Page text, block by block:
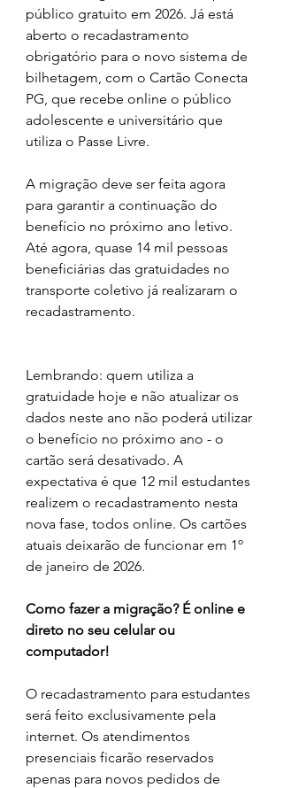
público gratuito em 2026. Já está
aberto o recadastramento
obrigatório para o novo sistema de
bilhetagem, com o Cartão Conecta
PG, que recebe online o público
adolescente e universitário que
utiliza o Passe Livre.
A migração deve ser feita agora
para garantir a continuação do
benefício no próximo ano letivo.
Até agora, quase 14 mil pessoas
beneficiárias das gratuidades no
transporte coletivo já realizaram o
recadastramento.
Lembrando: quem utiliza a
gratuidade hoje e não atualizar os
dados neste ano não poderá utilizar
o benefício no próximo ano - o
cartão será desativado. A
expectativa é que 12 mil estudantes
realizem o recadastramento nesta
nova fase, todos online. Os cartões
atuais deixarão de funcionar em 1º
de janeiro de 2026.
Como fazer a migração? É online e
direto no seu celular ou
computador!
O recadastramento para estudantes
será feito exclusivamente pela
internet. Os atendimentos
presenciais ficarão reservados
apenas para novos pedidos de